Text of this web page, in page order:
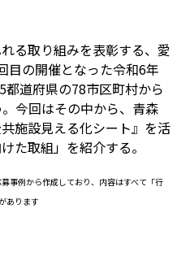
る取り組みを表彰する、愛
目の開催となった令和6年
道府県の78市区町村から
今回はその中から、青森
施設見える化シート』を活
た取組」を紹介する。
事例から作成しており、内容はすべて「行
あります